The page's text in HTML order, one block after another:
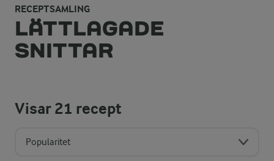
RECEPTSAMLING
LÄTTLAGADE
SNITTAR
Visar21 recept
Popularitet